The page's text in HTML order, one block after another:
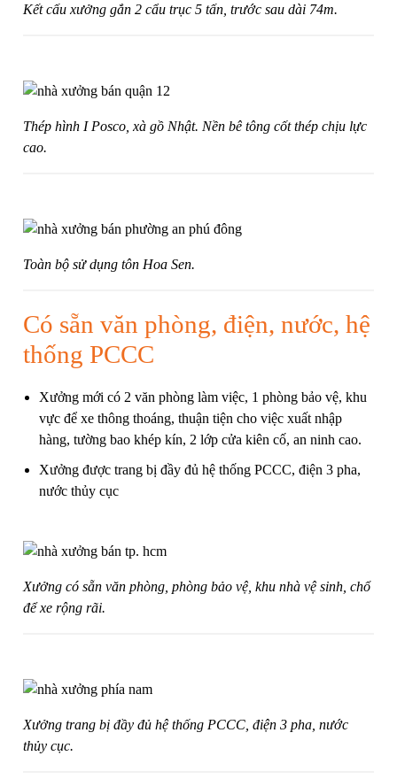
Kết cấu xưởng gắn 2 cẩu trục 5 tấn, trước sau dài 74m.
Thép hình I Posco, xà gồ Nhật. Nền bê tông cốt thép chịu lực
cao.
Toàn bộ sử dụng tôn Hoa Sen.
Có sẵn văn phòng, điện, nước, hệ
thống PCCC
Xưởng mới có 2 văn phòng làm việc, 1 phòng bảo vệ, khu
vực để xe thông thoáng, thuận tiện cho việc xuất nhập
hàng, tường bao khép kín, 2 lớp cửa kiên cố, an ninh cao.
Xưởng được trang bị đầy đủ hệ thống PCCC, điện 3 pha,
nước thủy cục
Xưởng có sẵn văn phòng, phòng bảo vệ, khu nhà vệ sinh, chổ
để xe rộng rãi.
Xưởng trang bị đầy đủ hệ thống PCCC, điện 3 pha, nước
thủy cục.